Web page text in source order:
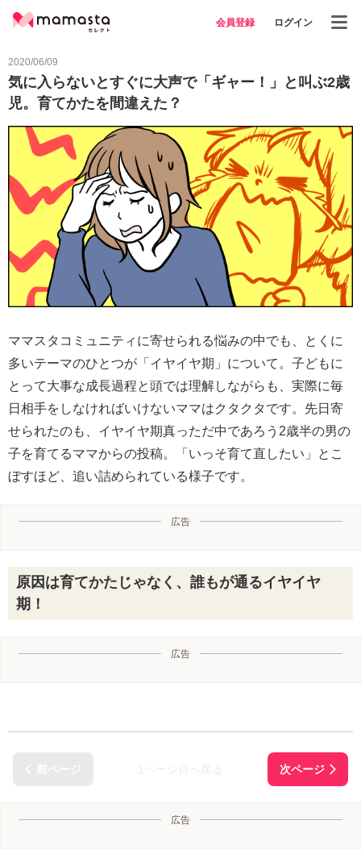
会員登録 ログイン
2020/06/09
気に入らないとすぐに大声で「ギャー！」と叫ぶ2歳
児。育てかたを間違えた？
ママスタコミュニティに寄せられる悩みの中でも、とくに
多いテーマのひとつが「イヤイヤ期」について。子どもに
とって大事な成長過程と頭では理解しながらも、実際に毎
日相手をしなければいけないママはクタクタです。先日寄
せられたのも、イヤイヤ期真っただ中であろう2歳半の男の
子を育てるママからの投稿。「いっそ育て直したい」とこ
ぼすほど、追い詰められている様子です。
広告
原因は育てかたじゃなく、誰もが通るイヤイヤ
期！
広告
広告